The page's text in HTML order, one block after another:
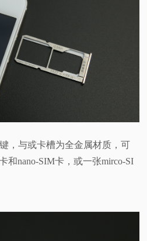
，与或卡槽为全金属材质，可
和nano-SIM卡，或一张mirco-SI